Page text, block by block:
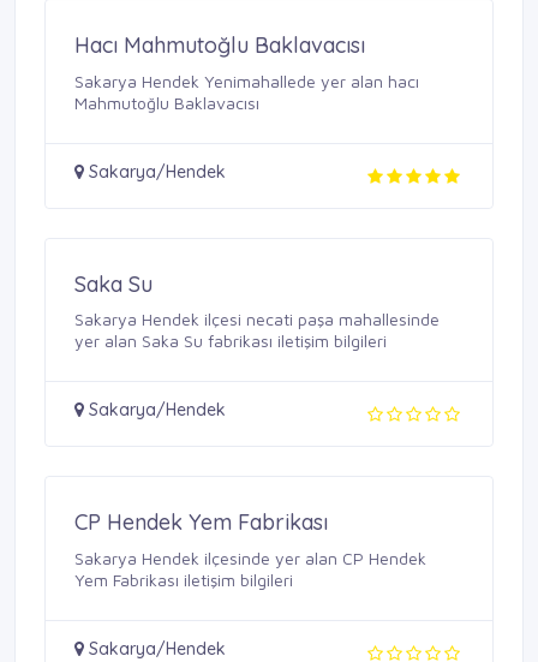
Hacı Mahmutoğlu Baklavacısı
Sakarya Hendek Yenimahallede yer alan hacı
Mahmutoğlu Baklavacısı
Sakarya/Hendek
Saka Su
Sakarya Hendek ilçesi necati paşa mahallesinde
yer alan Saka Su fabrikası iletişim bilgileri
Sakarya/Hendek
CP Hendek Yem Fabrikası
Sakarya Hendek ilçesinde yer alan CP Hendek
Yem Fabrikası iletişim bilgileri
Sakarya/Hendek